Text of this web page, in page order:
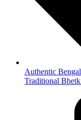
Authentic
Traditional